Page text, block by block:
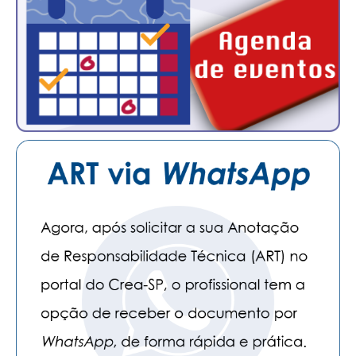
PUBLICIDADE
MANUAL DE REDAÇÃO
RELEASES
CONTATO
CADASTRO
ATUALIZAÇÃO CADASTRAL
NÚCLEO JOVEM